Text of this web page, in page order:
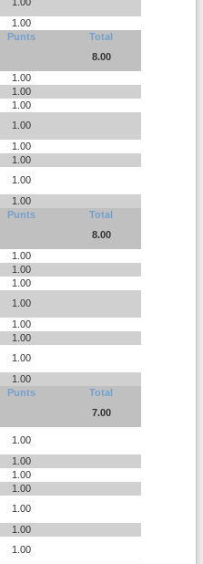
1.00
Punts
Total
8.00
1.00
1.00
1.00
1.00
1.00
1.00
1.00
1.00
Punts
Total
8.00
1.00
1.00
1.00
1.00
1.00
1.00
1.00
1.00
Punts
Total
7.00
1.00
1.00
1.00
1.00
1.00
1.00
1.00